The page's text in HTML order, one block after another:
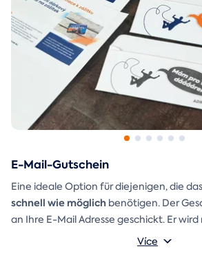
E-Mail-Gutschein
Eine ideale Option für diejenigen, die
schnell wie möglich benötigen. Der
an Ihre E-Mail Adresse geschickt. Er
und einer Aufschrift versehen, die Sie
Více